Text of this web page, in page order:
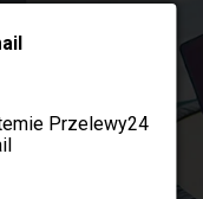
Przelewy24